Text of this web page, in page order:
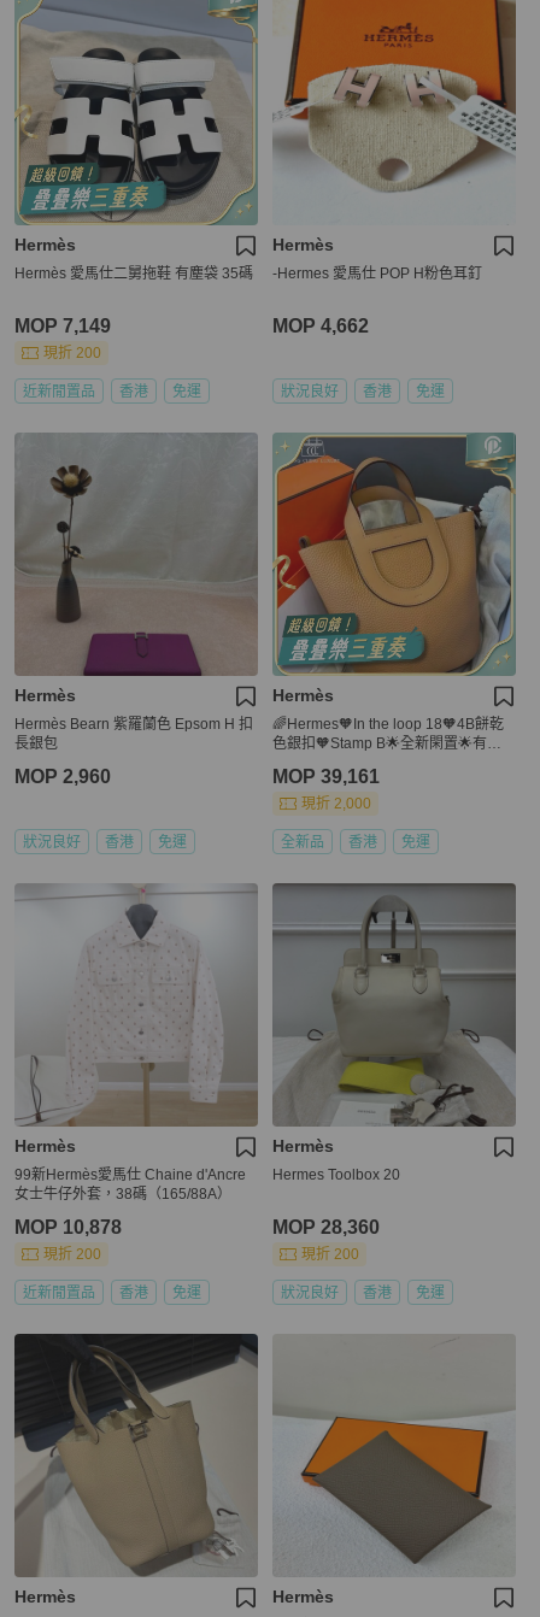
Hermès
Hermès 愛馬仕二舅拖鞋 有塵袋 35碼
MOP 7,149
現折 200
近新閒置品 香港 免運
Hermès
-Hermes 愛馬仕 POP H粉色耳釘
MOP 4,662
狀況良好 香港 免運
Hermès
Hermès Bearn 紫羅蘭色 Epsom H 扣
長銀包
MOP 2,960
狀況良好 香港 免運
Hermès
🌈Hermes🧡In the loop 18🧡4B餅乾
色銀扣🧡Stamp B🌟全新閑置🌟有盒
intheloop🌟愛馬仕🌟
MOP 39,161
現折 2,000
全新品 香港 免運
Hermès
99新Hermès愛馬仕 Chaine d'Ancre
女士牛仔外套，38碼（165/88A）
MOP 10,878
現折 200
近新閒置品 香港 免運
Hermès
Hermes Toolbox 20
MOP 28,360
現折 200
狀況良好 香港 免運
Hermès Hermès